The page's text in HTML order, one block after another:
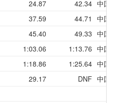
24.87 42.34 中国
37.59 44.71
中国
45.40 49.33 中国
1:03.06 1:13.76 中国
1:18.86 1:25.64 中国
29.17 DNF 中国